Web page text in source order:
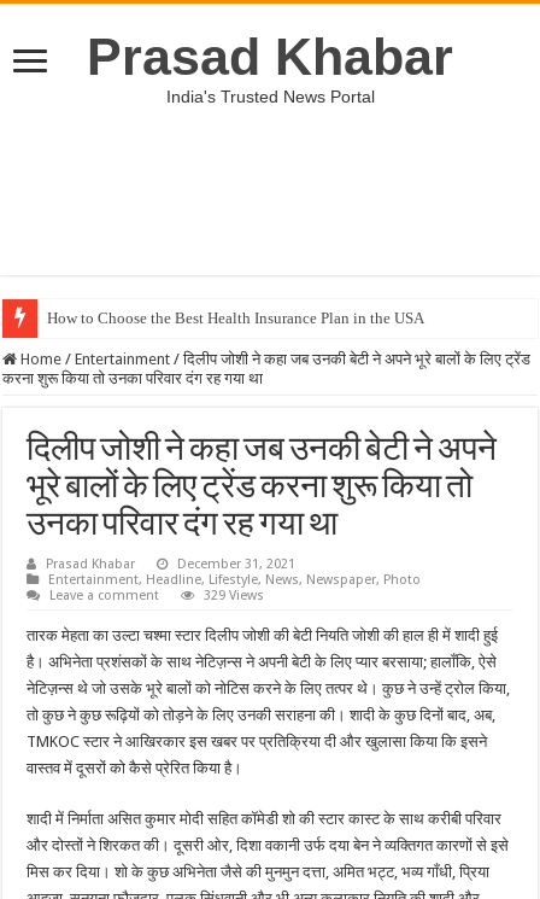
Prasad Khabar
India's Trusted News Portal
How to Choose the Best Health Insurance Plan in the USA
Home / Entertainment / दिलीप जोशी ने कहा जब उनकी बेटी ने अपने भूरे बालों के लिए ट्रेंड
करना शुरू किया तो उनका परिवार दंग रह गया था
दिलीप जोशी ने कहा जब उनकी बेटी ने अपने
भूरे बालों के लिए ट्रेंड करना शुरू किया तो
उनका परिवार दंग रह गया था
Prasad Khabar
December 31, 2021
Entertainment, Headline, Lifestyle, News, Newspaper, Photo
Leave a comment
329 Views
तारक मेहता का उल्टा चश्मा स्टार दिलीप जोशी की बेटी नियति जोशी की हाल ही में शादी हुई
है। अभिनेता प्रशंसकों के साथ नेटिज़न्स ने अपनी बेटी के लिए प्यार बरसाया; हालाँकि, ऐसे
नेटिज़न्स थे जो उसके भूरे बालों को नोटिस करने के लिए तत्पर थे। कुछ ने उन्हें ट्रोल किया,
तो कुछ ने कुछ रूढ़ियों को तोड़ने के लिए उनकी सराहना की। शादी के कुछ दिनों बाद, अब,
TMKOC स्टार ने आखिरकार इस खबर पर प्रतिक्रिया दी और खुलासा किया कि इसने
वास्तव में दूसरों को कैसे प्रेरित किया है।
शादी में निर्माता असित कुमार मोदी सहित कॉमेडी शो की स्टार कास्ट के साथ करीबी परिवार
और दोस्तों ने शिरकत की। दूसरी ओर, दिशा वकानी उर्फ दया बेन ने व्यक्तिगत कारणों से इसे
मिस कर दिया। शो के कुछ अभिनेता जैसे की मुनमुन दत्ता, अमित भट्ट, भव्य गाँधी, प्रिया